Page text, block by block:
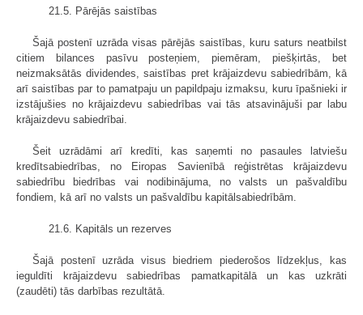
21.5. Pārējās saistības
Šajā postenī uzrāda visas pārējās saistības, kuru saturs neatbilst
citiem bilances pasīvu posteņiem, piemēram, piešķirtās, bet
neizmaksātās dividendes, saistības pret krājaizdevu sabiedrībām, kā
arī saistības par to pamatpaju un papildpaju izmaksu, kuru īpašnieki ir
izstājušies no krājaizdevu sabiedrības vai tās atsavinājuši par labu
krājaizdevu sabiedrībai.
Šeit uzrādāmi arī kredīti, kas saņemti no pasaules latviešu
kredītsabiedrības, no Eiropas Savienībā reģistrētas krājaizdevu
sabiedrību biedrības vai nodibinājuma, no valsts un pašvaldību
fondiem, kā arī no valsts un pašvaldību kapitālsabiedrībām.
21.6. Kapitāls un rezerves
Šajā postenī uzrāda visus biedriem piederošos līdzekļus, kas
ieguldīti krājaizdevu sabiedrības pamatkapitālā un kas uzkrāti
(zaudēti) tās darbības rezultātā.